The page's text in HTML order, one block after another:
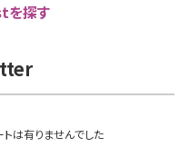
を探す
は有りませんでした